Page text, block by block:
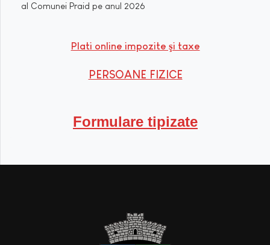
al Comunei Praid pe anul 2026
Plati online impozite şi taxe
PERSOANE FIZICE
Formulare tipizate